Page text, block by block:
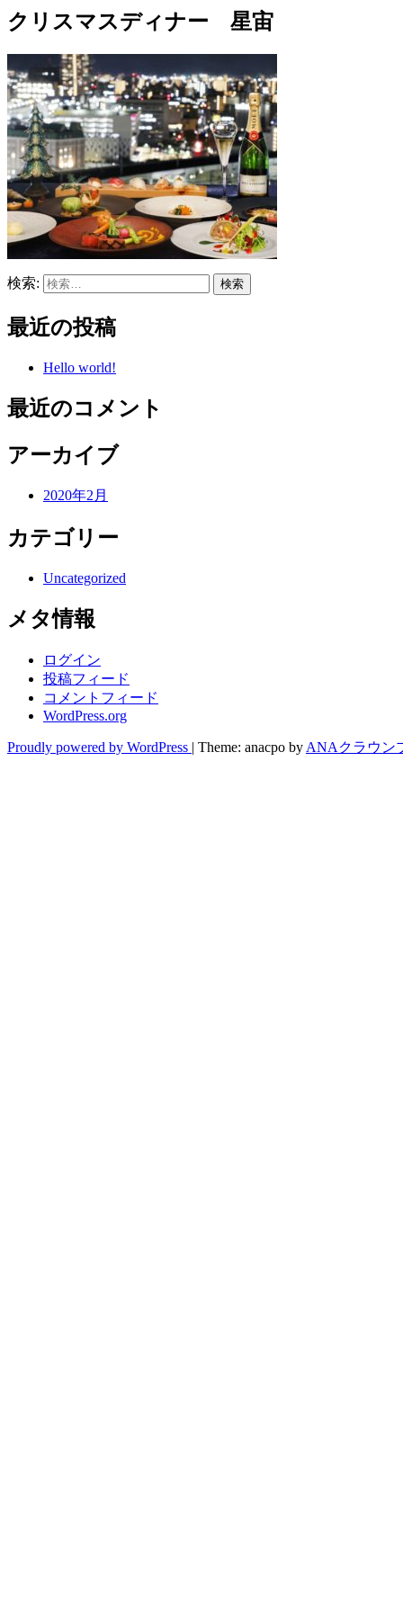
クリスマスディナー 星宙
検索:
最近の投稿
Hello world!
最近のコメント
アーカイブ
2020年2月
カテゴリー
Uncategorized
メタ情報
ログイン
投稿フィード
コメントフィード
WordPress.org
Proudly powered by WordPress | Theme: anacpo by ANAクラウン